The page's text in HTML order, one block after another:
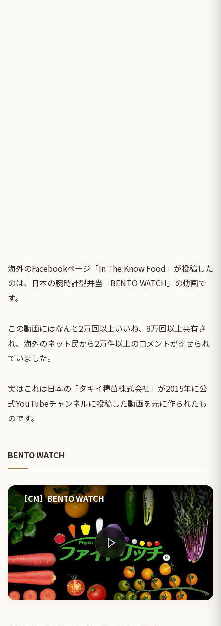
海外のFacebookページ「In The Know Food」が投稿した
のは、日本の腕時計型弁当「BENTO WATCH」の動画で
す。
この動画にはなんと2万回以上いいね、8万回以上共有さ
れ、海外のネット民から2万件以上のコメントが寄せられ
ていました。
実はこれは日本の「タキイ種苗株式会社」が2015年に公
式YouTubeチャンネルに投稿した動画を元に作られたも
のです。
BENTO WATCH
【CM】BENTO WATCH